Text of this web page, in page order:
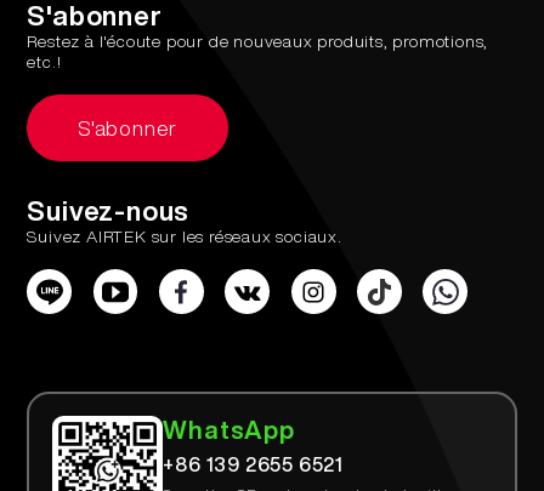
S'abonner
Restez à l'écoute pour de nouveaux produits, promotions,
etc.!
S'abonner
Suivez-nous
Suivez AIRTEK sur les réseaux sociaux.
WhatsApp
+86 139 2655 6521